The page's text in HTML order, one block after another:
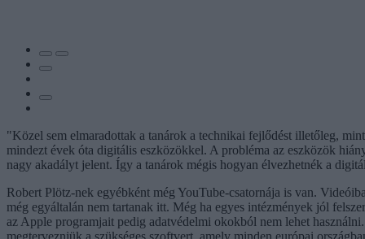
"Közel sem elmaradottak a tanárok a technikai fejlődést illetőleg,
mindezt évek óta digitális eszközökkel. A probléma az eszközök
nagy akadályt jelent. Így a tanárok mégis hogyan élvezhetnék a
Robert Plötz-nek egyébként még YouTube-csatornája is van.
még egyáltalán nem tartanak itt. Még ha egyes intézmények jól
az Apple programjait pedig adatvédelmi okokból nem lehet
megtervezniük a szükséges szoftvert, amely minden európai